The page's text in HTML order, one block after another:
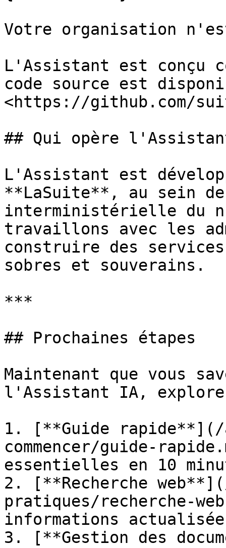
Votre organisation
L'Assistant est conçu
code source est
<https://github.com/
## Qui opère
L'Assistant est
**LaSuite**, au sein
interministérielle du
travaillons avec les
construire des
sobres et souverains.
***
## Prochaines étapes
Maintenant que vous
l'Assistant IA,
1. [**Guide
commencer/guide-
essentielles en 10
2. [**Recherche
pratiques/recherche-
informations
3. [**Gestion des